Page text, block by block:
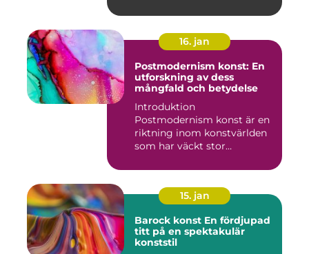
16. jan
Postmodernism konst: En
utforskning av dess
mångfald och betydelse
Introduktion
Postmodernism konst är en
riktning inom konstvärlden
som har väckt stor
15. jan
Barock konst En fördjupad
titt på en spektakulär
konststil